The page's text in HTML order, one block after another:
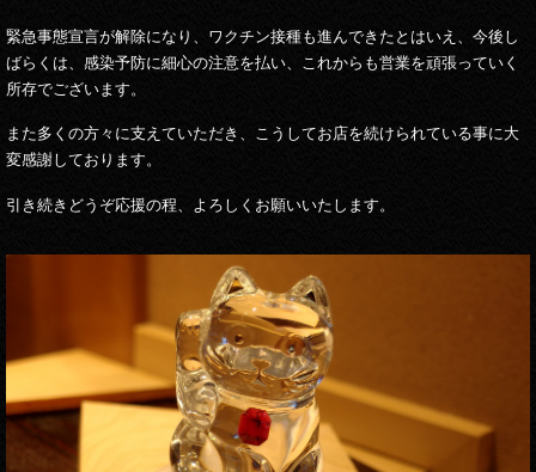
緊急事態宣言が解除になり、ワクチン接種も進んできたとはいえ、今後し
ばらくは、感染予防に細心の注意を払い、これからも営業を頑張っていく
所存でございます。
また多くの方々に支えていただき、こうしてお店を続けられている事に大
変感謝しております。
引き続きどうぞ応援の程、よろしくお願いいたします。